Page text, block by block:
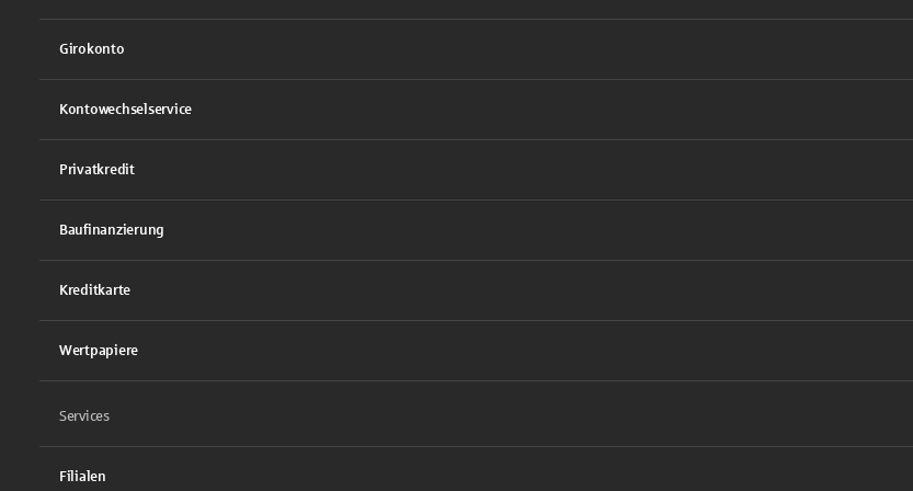
Girokonto
Kontowechselservice
Privatkredit
Baufinanzierung
Kreditkarte
Wertpapiere
Services
Filialen